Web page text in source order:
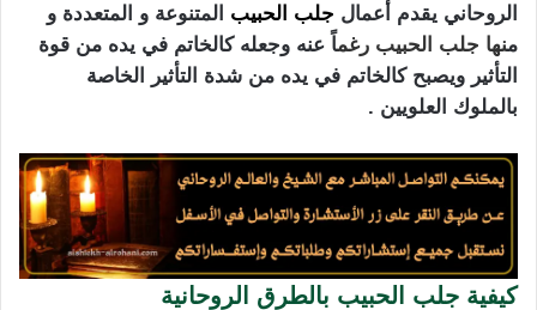
الروحاني يقدم أعمال جلب الحبيب المتنوعة و المتعددة و
منها جلب الحبيب رغماً عنه وجعله كالخاتم في يده من قوة
التأثير ويصبح كالخاتم في يده من شدة التأثير الخاصة
بالملوك العلويين .
كيفية جلب الحبيب بالطرق الروحانية